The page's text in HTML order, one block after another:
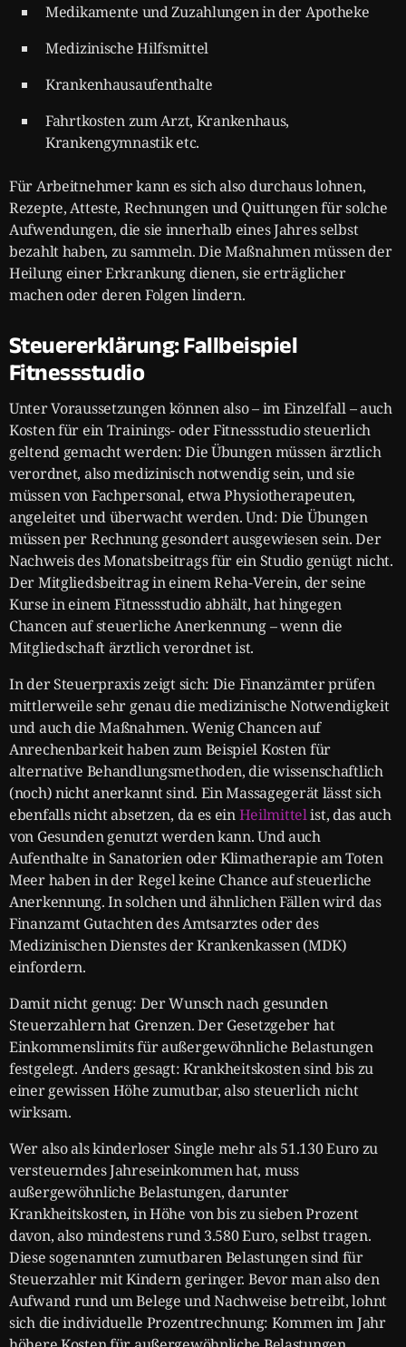
Medikamente und Zuzahlungen in der Apotheke
Medizinische Hilfsmittel
Krankenhausaufenthalte
Fahrtkosten zum Arzt, Krankenhaus,
Krankengymnastik etc.
Für Arbeitnehmer kann es sich also durchaus lohnen,
Rezepte, Atteste, Rechnungen und Quittungen für solche
Aufwendungen, die sie innerhalb eines Jahres selbst
bezahlt haben, zu sammeln. Die Maßnahmen müssen der
Heilung einer Erkrankung dienen, sie erträglicher
machen oder deren Folgen lindern.
Steuererklärung: Fallbeispiel
Fitnessstudio
Unter Voraussetzungen können also – im Einzelfall – auch
Kosten für ein Trainings- oder Fitnessstudio steuerlich
geltend gemacht werden: Die Übungen müssen ärztlich
verordnet, also medizinisch notwendig sein, und sie
müssen von Fachpersonal, etwa Physiotherapeuten,
angeleitet und überwacht werden. Und: Die Übungen
müssen per Rechnung gesondert ausgewiesen sein. Der
Nachweis des Monatsbeitrags für ein Studio genügt nicht.
Der Mitgliedsbeitrag in einem Reha-Verein, der seine
Kurse in einem Fitnessstudio abhält, hat hingegen
Chancen auf steuerliche Anerkennung – wenn die
Mitgliedschaft ärztlich verordnet ist.
In der Steuerpraxis zeigt sich: Die Finanzämter prüfen
mittlerweile sehr genau die medizinische Notwendigkeit
und auch die Maßnahmen. Wenig Chancen auf
Anrechenbarkeit haben zum Beispiel Kosten für
alternative Behandlungsmethoden, die wissenschaftlich
(noch) nicht anerkannt sind. Ein Massagegerät lässt sich
ebenfalls nicht absetzen, da es einHeilmittelist, das auch
von Gesunden genutzt werden kann. Und auch
Aufenthalte in Sanatorien oder Klimatherapie am Toten
Meer haben in der Regel keine Chance auf steuerliche
Anerkennung. In solchen und ähnlichen Fällen wird das
Finanzamt Gutachten des Amtsarztes oder des
Medizinischen Dienstes der Krankenkassen (MDK)
einfordern.
Damit nicht genug: Der Wunsch nach gesunden
Steuerzahlern hat Grenzen. Der Gesetzgeber hat
Einkommenslimits für außergewöhnliche Belastungen
festgelegt. Anders gesagt: Krankheitskosten sind bis zu
einer gewissen Höhe zumutbar, also steuerlich nicht
wirksam.
Wer also als kinderloser Single mehr als 51.130 Euro zu
versteuerndes Jahreseinkommen hat, muss
außergewöhnliche Belastungen, darunter
Krankheitskosten, in Höhe von bis zu sieben Prozent
davon, also mindestens rund 3.580 Euro, selbst tragen.
Diese sogenannten zumutbaren Belastungen sind für
Steuerzahler mit Kindern geringer. Bevor man also den
Aufwand rund um Belege und Nachweise betreibt, lohnt
sich die individuelle Prozentrechnung: Kommen im Jahr